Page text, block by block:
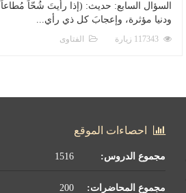
السؤال السابع: حديث: (إذا رأيتَ شُحّاً
ودنيا مؤثرة، وإعجابَ كل ذي رأي...
الفتاوى
احصاءات الموقع
مجموع الدروس:
مجموع المحاضرات: